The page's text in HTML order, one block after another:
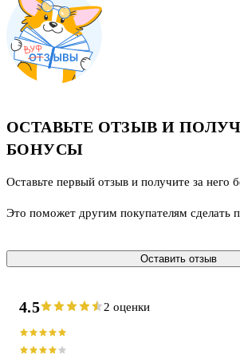
ОСТАВЬТЕ ОТЗЫВ И
БОНУСЫ
Оставьте первый отзыв и получите за него
Это поможет другим покупателям сделать
Оставить отзыв
4.5 2 оценки